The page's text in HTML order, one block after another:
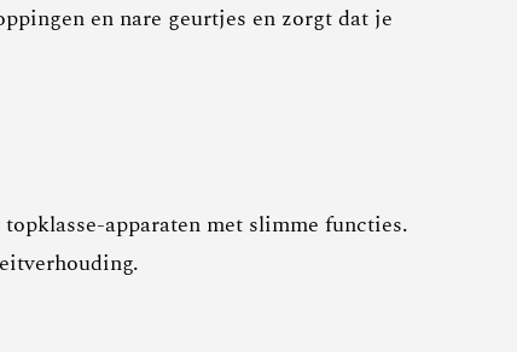
en nare geurtjes en zorgt dat je
apparaten met slimme functies.